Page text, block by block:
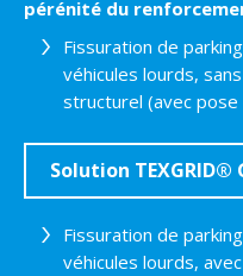
pérénité du
Fissuration de
véhicules lourds,
structurel (avec
Solution TEXGRID®
Fissuration de
véhicules lourds,